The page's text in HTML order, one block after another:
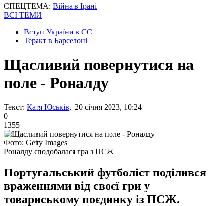
СПЕЦТЕМА: Війна в Ірані
ВСІ ТЕМИ
Вступ України в ЄС
Теракт в Барселоні
Щасливий повернутися на
поле - Роналду
Текст: Катя Юськів, 20 січня 2023, 10:24
0
1355
Фото: Getty Images
Роналду сподобалася гра з ПСЖ
Португальський футболіст поділився
враженнями від своєї гри у
товариському поєдинку із ПСЖ.